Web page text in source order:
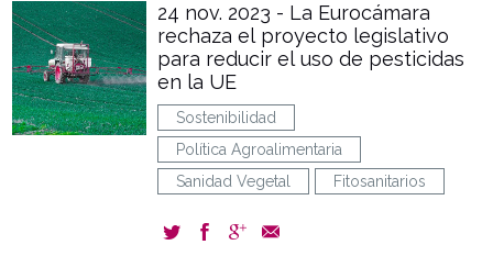
24 nov. 2023 - La Eurocámara
rechaza el proyecto legislativo
para reducir el uso de pesticidas
en la UE
Sostenibilidad
Política Agroalimentaria
Sanidad Vegetal
Fitosanitarios